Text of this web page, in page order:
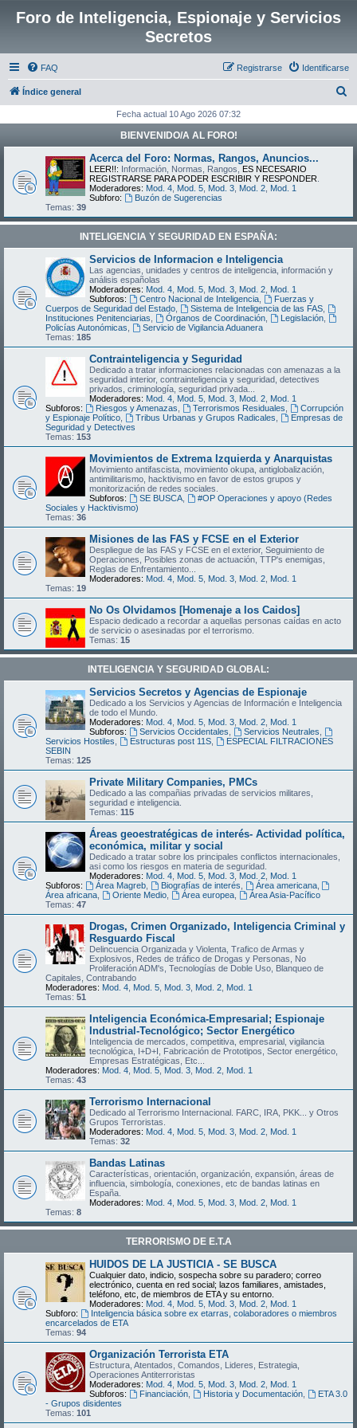
Foro de Inteligencia, Espionaje y Servicios
Secretos
FAQ Identificarse
Registrarse
Índice general
c
Fecha actual 10 Ago 2026 07:32
BIENVENIDO/A AL FORO!
Acerca del Foro: Normas, Rangos, Anuncios...
LEER!!: Información, Normas, Rangos, ES NECESARIO
REGISTRARSE PARA PODER ESCRIBIR Y RESPONDER
Moderadores: Mod. 4 Mod. 5 Mod. 3 Mod. 2 Mod. 1
Subforo:
Buzón de Sugerencias
Temas: 39
INTELIGENCIA Y SEGURIDAD EN ESPAÑA:
Servicios de Informacion e Inteligencia
Las agencias, unidades y centros de inteligencia, información y
análisis españolas
Moderadores: Mod. 4 Mod. 5 Mod. 3 Mod. 2 Mod. 1
Subforos:
Centro Nacional de Inteligencia,
Fuerzas y
Cuerpos de Seguridad del Estado
Sistema de Inteligencia de las FAS,
Instituciones Penitenciarias
Órganos de Coordinación, Legislación,
Policías Autonómicas
Servicio de Vigilancia Aduanera
Temas: 185
Contrainteligencia y Seguridad
Dedicado a tratar informaciones relacionadas con amenazas a la
seguridad interior, contrainteligencia y seguridad, detectives
privados, criminología, seguridad privada...
Moderadores: Mod. 4 Mod. 5 Mod. 3 Mod. 2 Mod. 1
Subforos:
Riesgos y Amenazas Terrorismos Residuales
Corrupción
y Espionaje Político
Tribus Urbanas y Grupos Radicales
Empresas de
Seguridad y Detectives
Temas: 153
Movimientos de Extrema Izquierda y Anarquistas
Movimiento antifascista, movimiento okupa, antiglobalización,
antimilitarismo, hacktivismo en favor de estos grupos y
monitorización de redes sociales.
Subforos:
SE BUSCA,
#OP Operaciones y apoyo (Redes
Sociales y Hacktivismo)
Temas: 36
Misiones de las FAS y FCSE en el Exterior
Despliegue de las FAS y FCSE en el exterior, Seguimiento de
Operaciones, Posibles zonas de actuación, TTP's enemigas,
Reglas de Enfrentamiento...
Moderadores: Mod. 4 Mod. 5 Mod. 3 Mod. 2 Mod. 1
Temas: 19
No Os Olvidamos [Homenaje a los Caidos]
Espacio dedicado a recordar a aquellas personas caídas en acto
de servicio o asesinadas por el terrorismo.
Temas: 15
INTELIGENCIA Y SEGURIDAD GLOBAL:
Servicios Secretos y Agencias de Espionaje
Dedicado a los Servicios y Agencias de Información e Inteligencia
de todo el Mundo.
Moderadores: Mod. 4 Mod. 5 Mod. 3 Mod. 2 Mod. 1
Subforos:
Servicios Occidentales Servicios Neutrales
Servicios Hostiles
Estructuras post 11S,
ESPECIAL FILTRACIONES
SEBIN
Temas: 125
Private Military Companies, PMCs
Dedicado a las compañias privadas de servicios militares,
seguridad e inteligencia.
Temas: 115
Áreas geoestratégicas de interés- Actividad política,
económica, militar y social
Dedicado a tratar sobre los principales conflictos internacionales,
asi como los riesgos en materia de seguridad.
Moderadores: Mod. 4 Mod. 5 Mod. 3 Mod. 2 Mod. 1
Subforos:
Área Magreb, Biografías de interés Área americana,
Área africana
Oriente Medio, Área europea,
Área Asia-Pacífico
Temas: 47
Drogas, Crimen Organizado, Inteligencia Criminal y
Resguardo Fiscal
Delincuencia Organizada y Violenta, Trafico de Armas y
Explosivos, Redes de tráfico de Drogas y Personas, No
Proliferación ADM's, Tecnologías de Doble Uso, Blanqueo de
Capitales, Contrabando
Moderadores: Mod. 4 Mod. 5 Mod. 3 Mod. 2 Mod. 1
Temas: 51
Inteligencia Económica-Empresarial; Espionaje
Industrial-Tecnológico; Sector Energético
Inteligencia de mercados, competitiva, empresarial, vigilancia
tecnológica, I+D+I, Fabricación de Prototipos, Sector energético,
Empresas Estratégicas, Etc...
Moderadores: Mod. 4 Mod. 5 Mod. 3 Mod. 2 Mod. 1
Temas: 43
Terrorismo Internacional
Dedicado al Terrorismo Internacional. FARC, IRA, PKK... y Otros
Grupos Terroristas.
Moderadores: Mod. 4 Mod. 5 Mod. 3 Mod. 2 Mod. 1
Temas: 32
Bandas Latinas
Características, orientación, organización, expansión, áreas de
influencia, simbología, conexiones, etc de bandas latinas en
España.
Moderadores: Mod. 4 Mod. 5 Mod. 3 Mod. 2 Mod. 1
Temas: 8
TERRORISMO DE E.T.A
HUIDOS DE LA JUSTICIA - SE BUSCA
Cualquier dato, indicio, sospecha sobre su paradero; correo
electrónico, cuenta en red social; lazos familiares, amistades,
teléfono, etc, de miembros de ETA y su entorno.
Moderadores: Mod. 4 Mod. 5 Mod. 3 Mod. 2 Mod. 1
Subforo:
Inteligencia básica sobre ex etarras, colaboradores o miembros
encarcelados de ETA
Temas: 94
Organización Terrorista ETA
Estructura, Atentados, Comandos, Lideres, Estrategia,
Operaciones Antiterroristas
Moderadores: Mod. 4 Mod. 5 Mod. 3 Mod. 2 Mod. 1
Subforos:
Financiación, Historia y Documentación,
ETA 3.0
- Grupos disidentes
Temas: 101